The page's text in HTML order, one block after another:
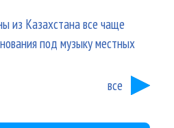
из Казахстана все чаще
под музыку местных
все